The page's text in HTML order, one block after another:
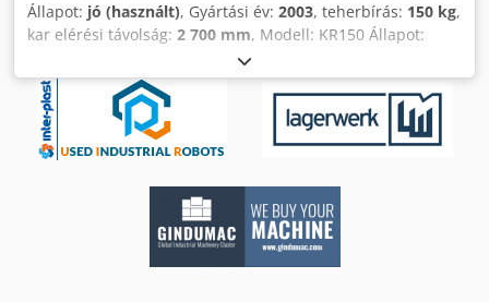
Állapot: jó (használt), Gyártási év: 2003, teherbírás: 150 kg,
kar elérési távolság: 2 700 mm, Modell: KR150 Állapot:
Használt Évjárat: 2003 Dwjdpfx Ajhakfaeh Esa
Vezérlőszekrény: KRC2 Tartalmazza: Manipulátor + KRC2
vezérlőszekrény + minden kábelkészlet Kérjük, vegye fel
velünk a kapcsolatot árajánlatért és felújítási
lehetőségekért. A PLC Merkezi EOOD cégként több mint
és Motoman márkákkal dolgozunk.